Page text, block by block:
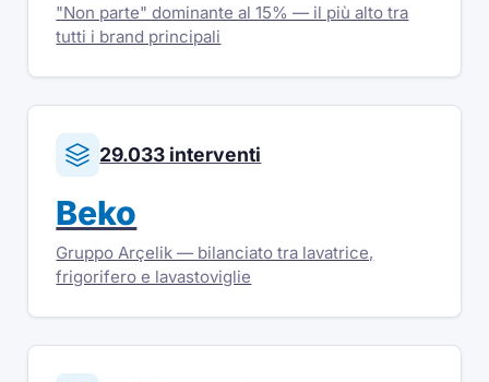
"Non parte" dominante al 15% — il più alto tra
tutti i brand principali
29.033 interventi
Beko
Gruppo Arçelik — bilanciato tra lavatrice,
frigorifero e lavastoviglie